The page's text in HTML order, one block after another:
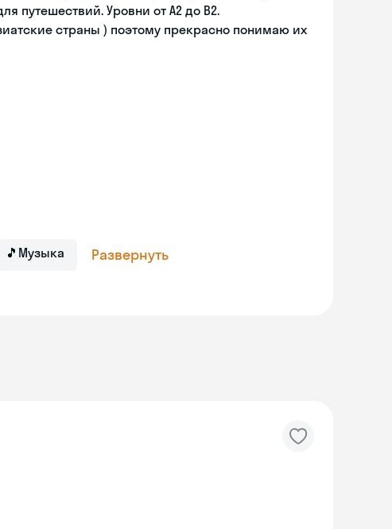
путешествий. Уровни от A2 до B2.
страны ) поэтому прекрасно понимаю их
🎵 Музыка Развернуть